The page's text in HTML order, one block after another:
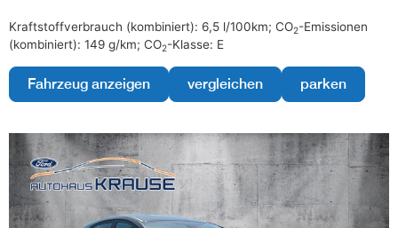
Kraftstoffverbrauch (kombiniert): 6,5 l/100km; CO2-Emissionen
(kombiniert): 149 g/km; CO2-Klasse: E
Fahrzeug anzeigen vergleichen parken